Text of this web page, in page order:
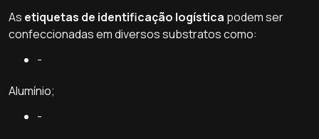
As etiquetas de identificação logística podem ser
confeccionadas em diversos substratos como:
-
Alumínio;
-